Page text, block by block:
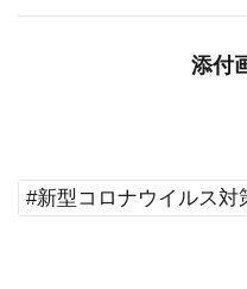
添付
#新型コロナウイルス対